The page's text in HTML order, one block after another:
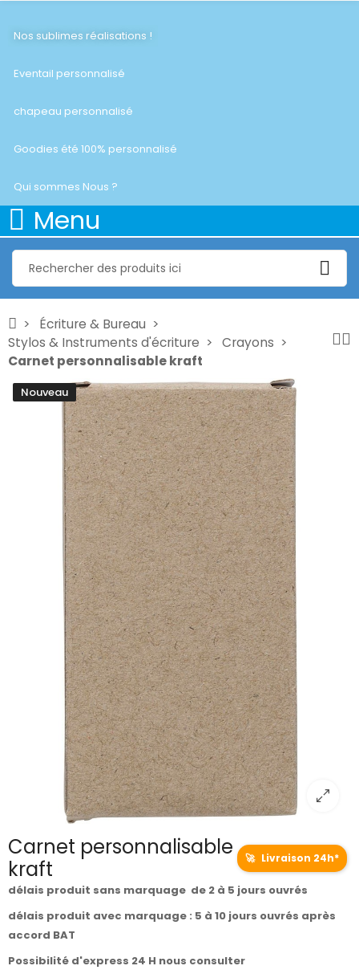
Nos sublimes réalisations !
Eventail personnalisé
chapeau personnalisé
Goodies été 100% personnalisé
Qui sommes Nous ?
Menu
Écriture & Bureau
Stylos & Instruments d'écriture
Crayons
Carnet personnalisable kraft
Nouveau
Carnet personnalisable
kraft
🚀 Livraison 24h*
délais produit sans marquage de 2 à 5 jours ouvrés
délais produit avec marquage : 5 à 10 jours ouvrés après
accord BAT
Possibilité d'express 24 H nous consulter